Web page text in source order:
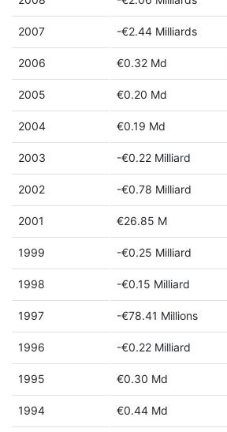
2007 -€2.44 Milliards
2006 €0.32 Md
2005 €0.20 Md
2004 €0.19 Md
2003 -€0.22 Milliard
2002 -€0.78 Milliard
2001 €26.85 M
1999 -€0.25 Milliard
1998 -€0.15 Milliard
1997 -€78.41 Millions
1996 -€0.22 Milliard
1995 €0.30 Md
1994 €0.44 Md